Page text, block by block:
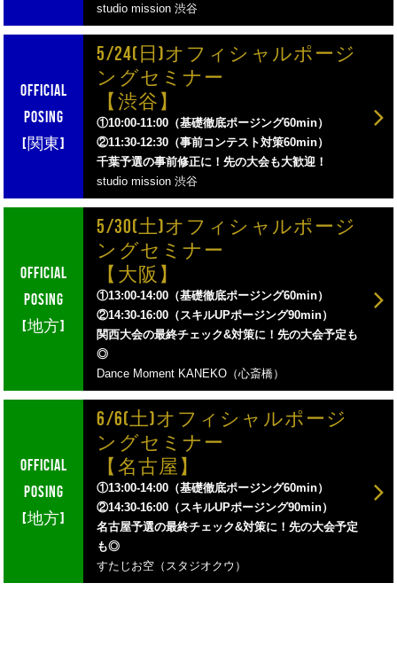
studio mission 渋谷
5/24(日)オフィシャルポージ
ングセミナー
【渋谷】
①10:00-11:00（基礎徹底ポージング60min）
②11:30-12:30（事前コンテスト対策60min）
千葉予選の事前修正に！先の大会も大歓迎！
studio mission 渋谷
5/30(土)オフィシャルポージ
ングセミナー
【大阪】
①13:00-14:00（基礎徹底ポージング60min）
②14:30-16:00（スキルUPポージング90min）
関西大会の最終チェック&対策に！先の大会予定も
◎
Dance Moment KANEKO（心斎橋）
6/6(土)オフィシャルポージ
ングセミナー
【名古屋】
①13:00-14:00（基礎徹底ポージング60min）
②14:30-16:00（スキルUPポージング90min）
名古屋予選の最終チェック&対策に！先の大会予定
も◎
すたじお空（スタジオクウ）